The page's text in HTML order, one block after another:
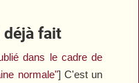
déjà fait
dans le cadre de
normale"] C'est un